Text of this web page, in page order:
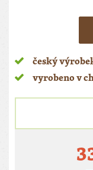
český
vyrobeno v